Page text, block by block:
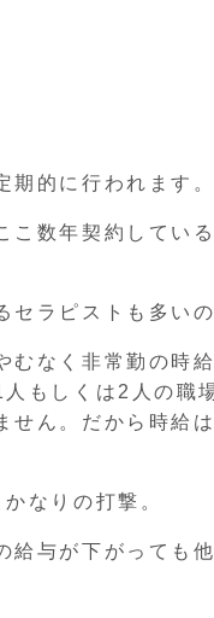
的に行われます。
数年契約してい
ラピストも多い
なく非常勤の時
もしくは2人の職
ん。だから時給
なりの打撃。
与が下がっても